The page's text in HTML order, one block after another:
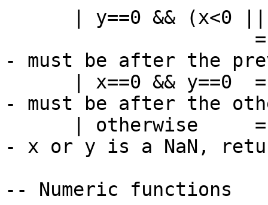
| y==0 && (x<0 ||
=
- must be after the
| x==0 &&
- must be after the
| otherwise =
- x or y is a NaN,
-- Numeric functions